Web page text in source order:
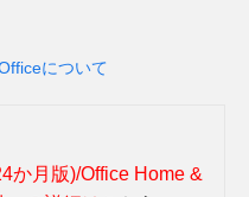
について
か月版)/Office Home &